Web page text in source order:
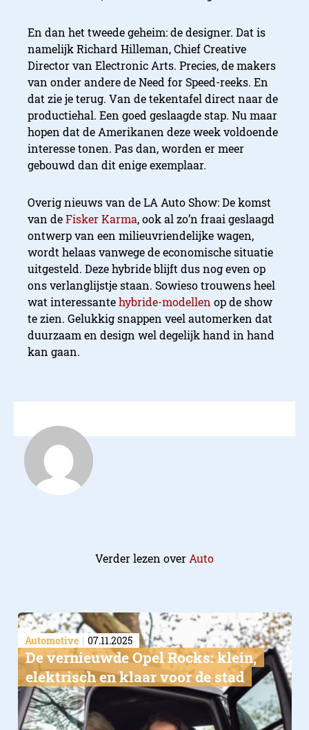
En dan het tweede geheim: de designer. Dat is
namelijk Richard Hilleman, Chief Creative
Director van Electronic Arts. Precies, de makers
van onder andere de Need for Speed-reeks. En
dat zie je terug. Van de tekentafel direct naar de
productiehal. Een goed geslaagde stap. Nu maar
hopen dat de Amerikanen deze week voldoende
interesse tonen. Pas dan, worden er meer
gebouwd dan dit enige exemplaar.
Overig nieuws van de LA Auto Show: De komst
van deFisker Karma, ook al zo’n fraai geslaagd
ontwerp van een milieuvriendelijke wagen,
wordt helaas vanwege de economische situatie
uitgesteld. Deze hybride blijft dus nog even op
ons verlanglijstje staan. Sowieso trouwens heel
wat interessantehybride-modellen op de show
te zien. Gelukkig snappen veel automerken dat
duurzaam en design wel degelijk hand in hand
kan gaan.
Verder lezen overAuto
Automotive 07.11.2025
De vernieuwde Opel Rocks: klein,
elektrisch en klaar voor de stad